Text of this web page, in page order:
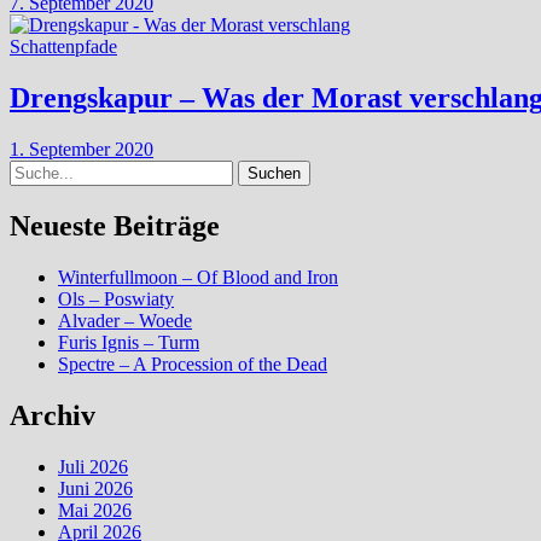
Schattenpfade
Drengskapur – Was der Morast
1. September 2020
Suche
Neueste Beiträge
Winterfullmoon – Of Blood and Iron
Ols – Poswiaty
Alvader – Woede
Furis Ignis – Turm
Spectre – A Procession of the Dead
Archiv
Juli 2026
Juni 2026
Mai 2026
April 2026